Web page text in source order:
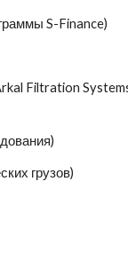
S-Finance)
Filtration
грузов)